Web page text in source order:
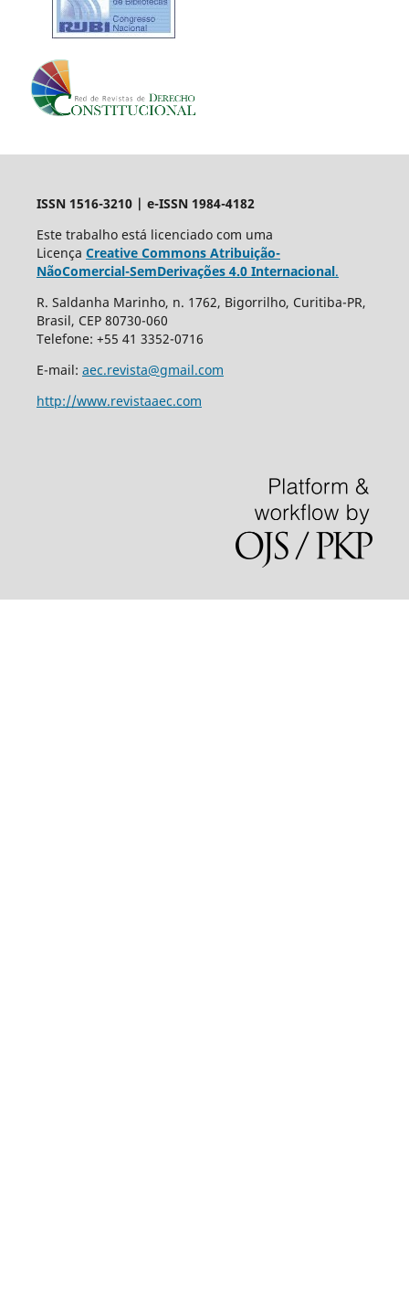
ISSN 1516-3210 | e-ISSN 1984-4182
Este trabalho está licenciado com uma
Licença Creative Commons Atribuição-
NãoComercial-SemDerivações 4.0 Internacional.
R. Saldanha Marinho, n. 1762, Bigorrilho, Curitiba-PR,
Brasil, CEP 80730-060
Telefone: +55 41 3352-0716
E-mail: aec.revista@gmail.com
http://www.revistaaec.com